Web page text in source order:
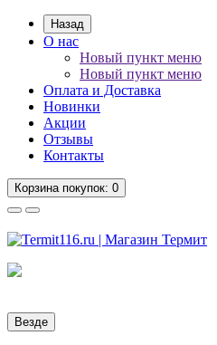
Назад
О нас
Новый пункт меню
Новый пункт меню
Оплата и Доставка
Новинки
Акции
Отзывы
Контакты
Корзинапокупок: 0
Везде